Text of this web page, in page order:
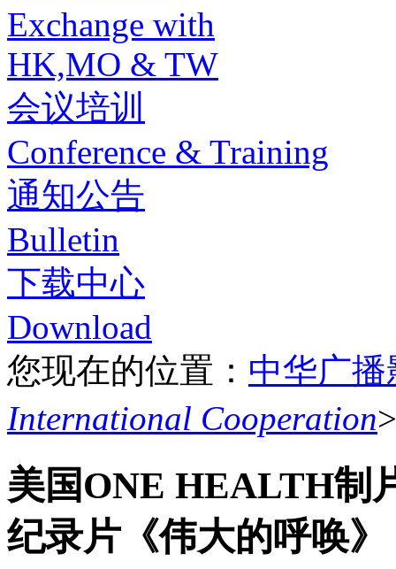
Exchange with
HK,MO & TW
会议培训
Conference & Training
通知公告
Bulletin
下载中心
Download
您现在的位置： 中华广
International Cooperation
美国ONE HEALTH制
纪录片《伟大的呼唤》